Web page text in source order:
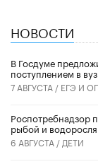
НОВОСТИ
В Госдуме
поступлением в
7 АВГУСТА / ЕГЭ И
Роспотребнадзор
рыбой и
6 АВГУСТА / ДЕТИ